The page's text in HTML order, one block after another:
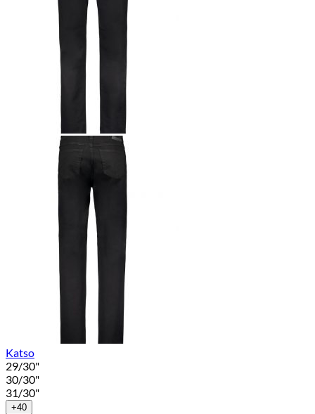
Katso
29/30"
30/30"
31/30"
+40